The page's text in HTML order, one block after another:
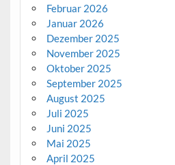
Februar 2026
Januar 2026
Dezember 2025
November 2025
Oktober 2025
September 2025
August 2025
Juli 2025
Juni 2025
Mai 2025
April 2025